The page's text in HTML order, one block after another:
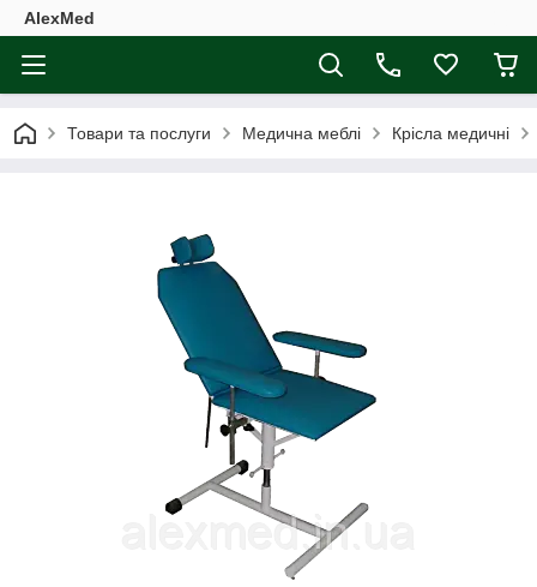
AlexMed
Товари та послуги Медична меблі Крісла медичні